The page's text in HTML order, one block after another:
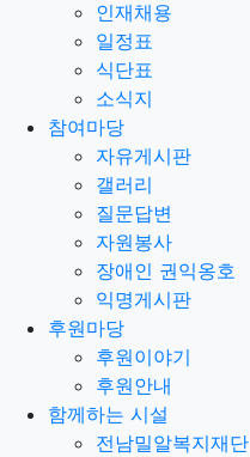
인재채용
일정표
식단표
소식지
참여마당
자유게시판
갤러리
질문답변
자원봉사
장애인 권익옹호
익명게시판
후원마당
후원이야기
후원안내
함께하는 시설
전남밀알복지재단